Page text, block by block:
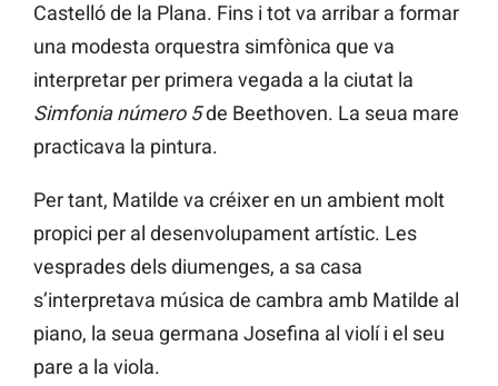
Castelló de la Plana. Fins i tot va arribar a formar
una modesta orquestra simfònica que va
interpretar per primera vegada a la ciutat la
Simfonia número 5de Beethoven. La seua mare
practicava la pintura.
Per tant, Matilde va créixer en un ambient molt
propici per al desenvolupament artístic. Les
vesprades dels diumenges, a sa casa
s’interpretava música de cambra amb Matilde al
piano, la seua germana Josefina al violí i el seu
pare a la viola.